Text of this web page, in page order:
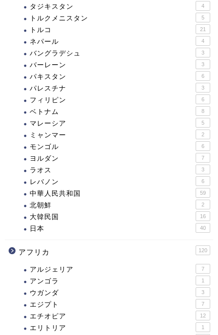
タジキスタン 4
トルクメニスタン 5
トルコ 21
ネパール 4
バングラデシュ 3
バーレーン 3
パキスタン 6
パレスチナ 3
フィリピン 6
ベトナム 8
マレーシア 5
ミャンマー 2
モンゴル 6
ヨルダン 7
ラオス 3
レバノン 6
中華人民共和国 59
北朝鮮 2
大韓民国 16
日本 40
アフリカ 120
アルジェリア 7
アンゴラ 1
ウガンダ 3
エジプト 7
エチオピア 12
エリトリア 1